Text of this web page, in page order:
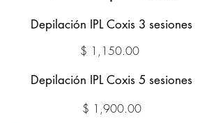
Depilación IPL Coxis 3 sesiones
$ 1,150.00
Depilación IPL Coxis 5 sesiones
$ 1,900.00